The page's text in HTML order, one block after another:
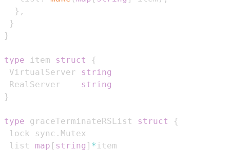
} ,
}
}
type item struct
{
VirtualServer string
RealServer string
}
type graceTerminateRSList struct
{
lock sync .
list map [ string ] *